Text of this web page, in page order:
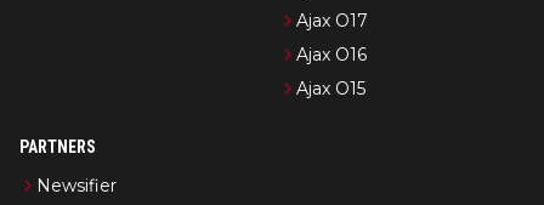
Ajax O17
Ajax O16
Ajax O15
PARTNERS
Newsifier